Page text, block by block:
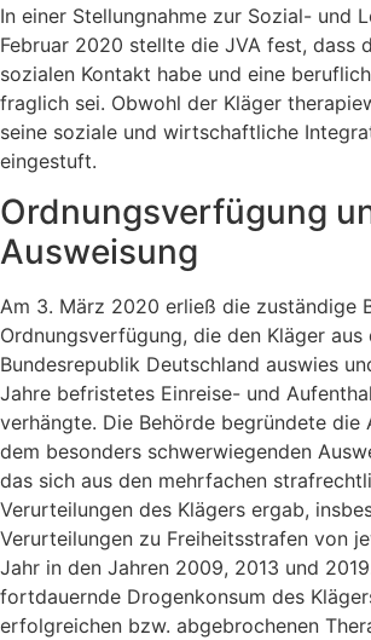
In einer Stellungnahme zur Sozial- und
Februar 2020 stellte die JVA fest, dass
sozialen Kontakt habe und eine
fraglich sei. Obwohl der Kläger
seine soziale und wirtschaftliche
eingestuft.
Ordnungsverfügung
Ausweisung
Am 3. März 2020 erließ die zuständige
Ordnungsverfügung, die den Kläger aus
Bundesrepublik Deutschland auswies
Jahre befristetes Einreise- und
verhängte. Die Behörde begründete die
dem besonders schwerwiegenden
das sich aus den mehrfachen
Verurteilungen des Klägers ergab,
Verurteilungen zu Freiheitsstrafen von
Jahr in den Jahren 2009, 2013 und
fortdauernde Drogenkonsum des
erfolgreichen bzw. abgebrochenen